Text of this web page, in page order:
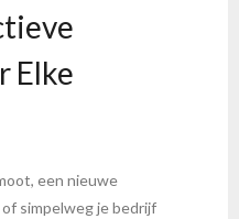
Elke
een nieuwe
simpelweg je bedrijf